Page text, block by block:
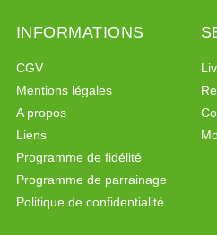
INFORMATIONS
CGV
Mentions légales
A propos
Liens
Programme de fidélité
Programme de parrainage
Politique de confidentialité